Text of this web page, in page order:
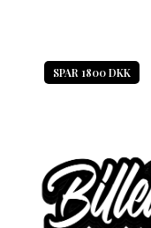
SPAR 1800 DKK